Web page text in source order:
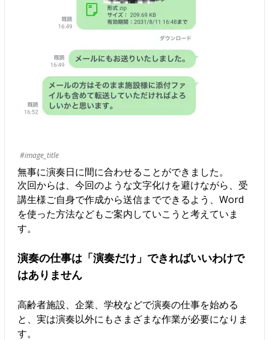
#image_title
無事に演奏日に間に合わせることができました。
次回からは、今回のような文字化けを避けながら、受
講生様ご自身で作成から送信までできるよう、Word
を使った方法などもご案内していこうと考えていま
す。
演奏の仕事は「演奏だけ」できればいいわけで
はありません
高齢者施設、企業、学校などで演奏の仕事を始める
と、実は演奏以外にもさまざまな作業が必要になりま
す。